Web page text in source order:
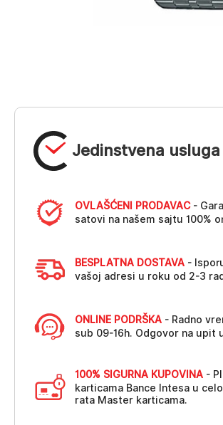
Jedinstvena usluga
OVLAŠĆENI PRODAVAC-
satovi na našem sajtu 100%
BESPLATNA DOSTAVA -
vašoj adresi u roku od 2-3
ONLINE PODRŠKA - Radno
sub 09-16h. Odgovor na upit
100% SIGURNA KUPOVINA -
karticama Bance Intesa u
rata Master karticama.